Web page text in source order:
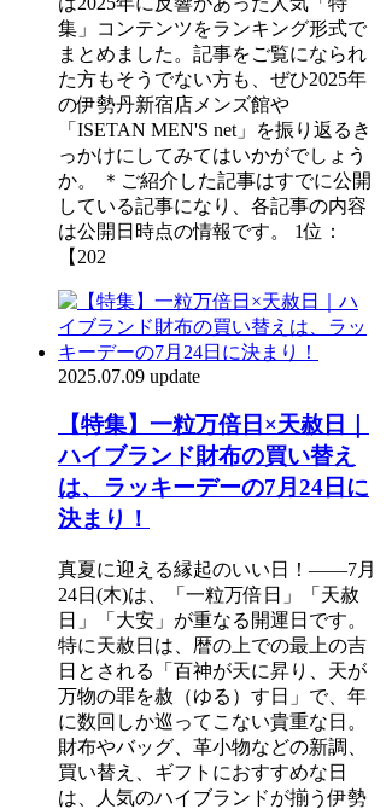
集」コンテンツをランキング形式で
まとめました。記事をご覧になられ
た方もそうでない方も、ぜひ2025年
の伊勢丹新宿店メンズ館や
「ISETAN MEN'S net」を振り返るき
っかけにしてみてはいかがでしょう
か。 ＊ご紹介した記事はすでに公開
している記事になり、各記事の内容
は公開日時点の情報です。 1位：
【202
2025.07.09 update
【特集】一粒万倍日×天赦日｜
ハイブランド財布の買い替え
は、ラッキーデーの7月24日に
決まり！
真夏に迎える縁起のいい日！――7月
24日(木)は、「一粒万倍日」「天赦
日」「大安」が重なる開運日です。
特に天赦日は、暦の上での最上の吉
日とされる「百神が天に昇り、天が
万物の罪を赦（ゆる）す日」で、年
に数回しか巡ってこない貴重な日。
財布やバッグ、革小物などの新調、
買い替え、ギフトにおすすめな日
は、人気のハイブランドが揃う伊勢